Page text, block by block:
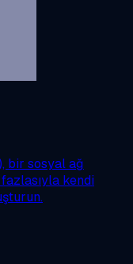
bir sosyal ağ
kendi